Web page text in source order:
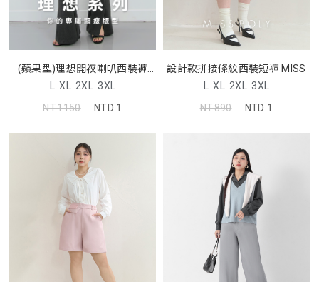
(蘋果型)理想開衩喇叭西裝褲
MISS
L XL 2XL 3XL
NT.1150
NTD.1
設計款拼接條紋西裝短褲 MISS
L XL 2XL 3XL
NT.890
NTD.1